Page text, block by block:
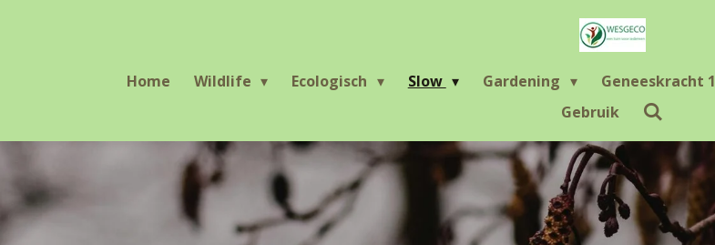
Home Wildlife Ecologisch Slow Gardening Geneeskracht 1
Gebruik